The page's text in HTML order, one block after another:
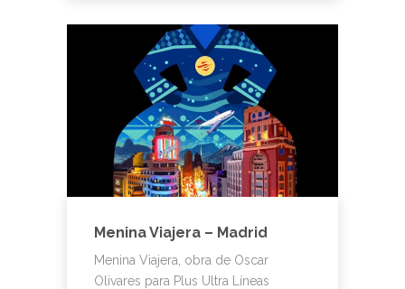
Menina Viajera – Madrid
Menina Viajera, obra de Oscar
Olivares para Plus Ultra Líneas